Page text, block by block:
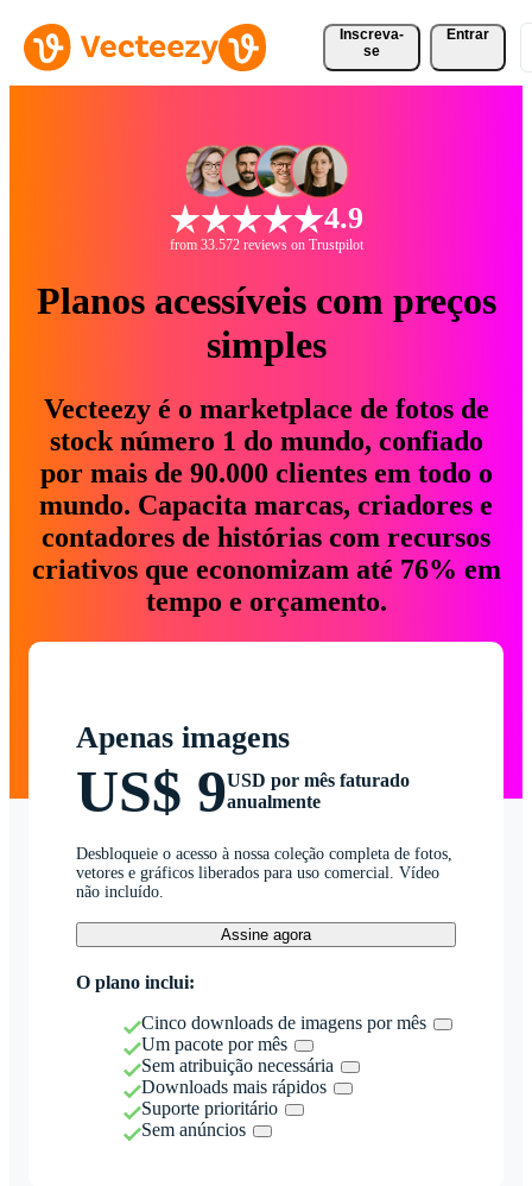
Inscreva-
se
Entrar
4.9
from 33.572 reviews on Trustpilot
Planos acessíveis com preços
simples
Vecteezy é o marketplace de fotos de
stock número 1 do mundo, confiado
por mais de 90.000 clientes em todo o
mundo. Capacita marcas, criadores e
contadores de histórias com recursos
criativos que economizam até 76% em
tempo e orçamento.
Apenas imagens
US$ 9USD por mês faturado
anualmente
Desbloqueie o acesso à nossa coleção completa de fotos,
vetores e gráficos liberados para uso comercial. Vídeo
não incluído.
Assine agora
O plano inclui:
Cinco downloads de imagens por mês
Um pacote por mês
Sem atribuição necessária
Downloads mais rápidos
Suporte prioritário
Sem anúncios